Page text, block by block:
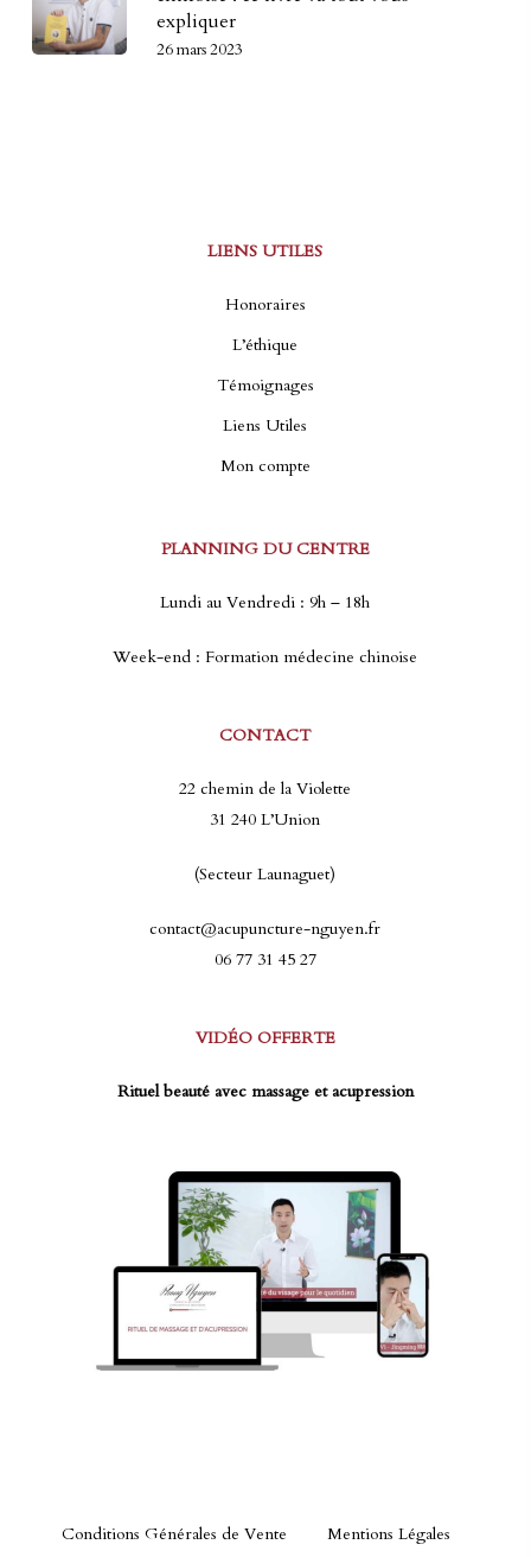
expliquer
26 mars 2023
LIENS UTILES
Honoraires
L’éthique
Témoignages
Liens Utiles
Mon compte
PLANNING DU CENTRE
Lundi au Vendredi : 9h – 18h
Week-end : Formation médecine chinoise
CONTACT
22 chemin de la Violette
31 240 L’Union
(Secteur Launaguet)
contact@acupuncture-nguyen.fr
06 77 31 45 27
VIDÉO OFFERTE
Rituel beauté avec massage et acupression
Conditions Générales de Vente Mentions Légales